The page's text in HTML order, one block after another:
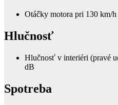
Otáčky motora pri 130 km/
Hlučnosť
Hlučnosť v interiéri (pravé
dB
Spotreba